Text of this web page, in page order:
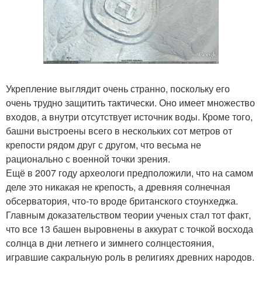
Укрепление выглядит очень странно, поскольку его
очень трудно защитить тактически. Оно имеет множество
входов, а внутри отсутствует источник воды. Кроме того,
башни выстроены всего в нескольких сот метров от
крепости рядом друг с другом, что весьма не
рационально с военной точки зрения.
Ещё в 2007 году археологи предположили, что на самом
деле это никакая не крепость, а древняя солнечная
обсерватория, что-то вроде британского стоунхеджа.
Главным доказательством теории ученых стал тот факт,
что все 13 башен выровнены в аккурат с точкой восхода
солнца в дни летнего и зимнего солнцестояния,
игравшие сакральную роль в религиях древних народов.